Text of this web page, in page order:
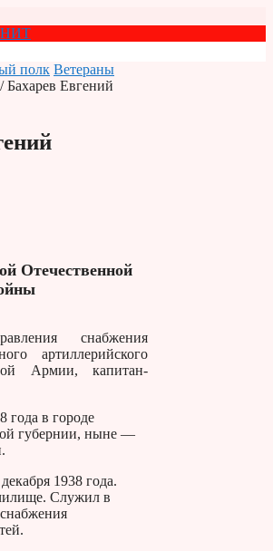
полк Ветераны
/ Бахарев Евгений
Отечественной
снабжения
артиллерийского
Армии, капитан-
года в городе
губернии, ныне —
1938 года.
Служил в